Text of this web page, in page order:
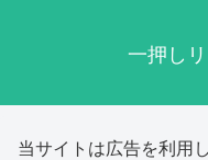
一押し
当サイトは広告を利用